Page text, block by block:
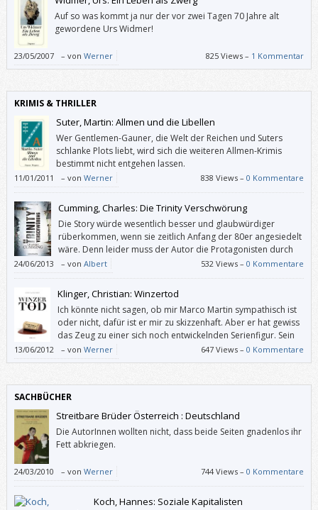
Auf so was kommt ja nur der vor zwei Tagen 70 Jahre alt
gewordene Urs Widmer!
23/05/2007 – von Werner 825 Views – 1 Kommentar
KRIMIS & THRILLER
Suter, Martin: Allmen und die Libellen
Wer Gentlemen-Gauner, die Welt der Reichen und Suters
schlanke Plots liebt, wird sich die weiteren Allmen-Krimis
bestimmt nicht entgehen lassen.
11/01/2011 – von Werner 838 Views –0 Kommentare
Cumming, Charles: Die Trinity Verschwörung
Die Story würde wesentlich besser und glaubwürdiger
rüberkommen, wenn sie zeitlich Anfang der 80er angesiedelt
wäre. Denn leider muss der Autor die Protagonisten durch
allerlei Konstruktionen daran hindern, die moderne Technik
logisch einzusetzen.
24/06/2013 – von Albert 532 Views –0 Kommentare
Klinger, Christian: Winzertod
Ich könnte nicht sagen, ob mir Marco Martin sympathisch ist
oder nicht, dafür ist er mir zu skizzenhaft. Aber er hat gewiss
das Zeug zu einer sich noch entwickelnden Serienfigur. Sein
erster großer Fall gemahnt an beschaulich-britische (oder
gemütlich-wienerische) Whodunits.
13/06/2012 – von Werner 647 Views –0 Kommentare
SACHBÜCHER
Streitbare Brüder Österreich : Deutschland
Die AutorInnen wollten nicht, dass beide Seiten gnadenlos ihr
Fett abkriegen.
24/03/2010 – von Werner 744 Views –0 Kommentare
Koch, Hannes: Soziale Kapitalisten